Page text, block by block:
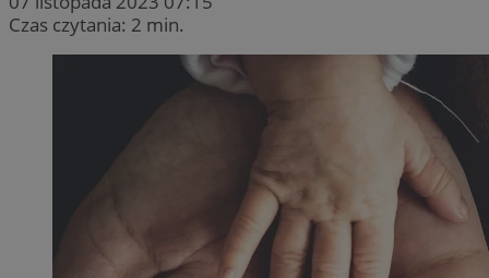
Czas czytania: 2 min.